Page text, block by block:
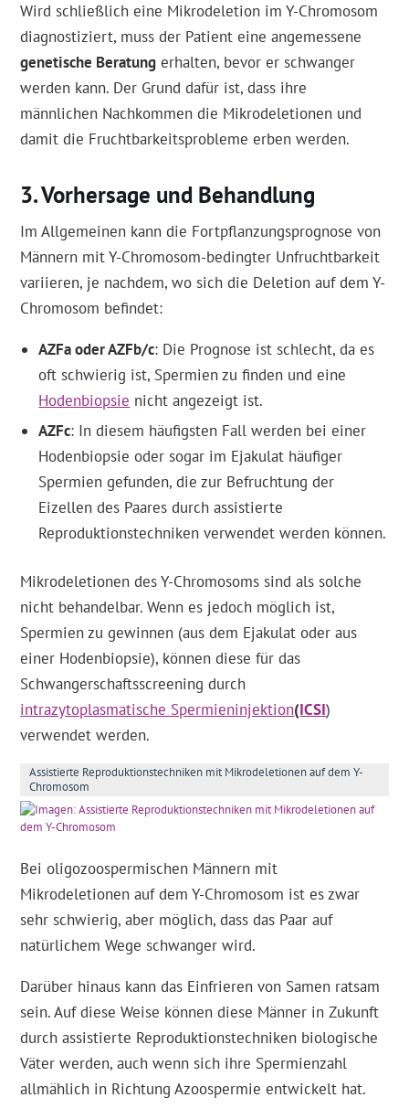
Wird schließlich eine Mikrodeletion im Y-Chromosom
diagnostiziert, muss der Patient eine angemessene
genetische Beratung erhalten, bevor er schwanger
werden kann. Der Grund dafür ist, dass ihre
männlichen Nachkommen die Mikrodeletionen und
damit die Fruchtbarkeitsprobleme erben werden.
Vorhersage und Behandlung
Im Allgemeinen kann die Fortpflanzungsprognose von
Männern mit Y-Chromosom-bedingter Unfruchtbarkeit
variieren, je nachdem, wo sich die Deletion auf dem Y-
Chromosom befindet:
AZFa oder AZFb/c: Die Prognose ist schlecht, da es
oft schwierig ist, Spermien zu finden und eine
Hodenbiopsie nicht angezeigt ist.
AZFc: In diesem häufigsten Fall werden bei einer
Hodenbiopsie oder sogar im Ejakulat häufiger
Spermien gefunden, die zur Befruchtung der
Eizellen des Paares durch assistierte
Reproduktionstechniken verwendet werden können.
Mikrodeletionen des Y-Chromosoms sind als solche
nicht behandelbar. Wenn es jedoch möglich ist,
Spermien zu gewinnen (aus dem Ejakulat oder aus
einer Hodenbiopsie), können diese für das
Schwangerschaftsscreening durch
intrazytoplasmatische Spermieninjektion(ICSI)
verwendet werden.
Assistierte Reproduktionstechniken mit Mikrodeletionen auf dem Y-
Chromosom
Bei oligozoospermischen Männern mit
Mikrodeletionen auf dem Y-Chromosom ist es zwar
sehr schwierig, aber möglich, dass das Paar auf
natürlichem Wege schwanger wird.
Darüber hinaus kann das Einfrieren von Samen ratsam
sein. Auf diese Weise können diese Männer in Zukunft
durch assistierte Reproduktionstechniken biologische
Väter werden, auch wenn sich ihre Spermienzahl
allmählich in Richtung Azoospermie entwickelt hat.